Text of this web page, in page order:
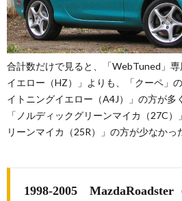
合計数だけで見ると、「WebTuned」
イエロー（HZ）」よりも、「クーペ」
イトニングイエロー（A4J）」の方が多
「ノルディックグリーンマイカ（27C
リーンマイカ（25R）」の方が少なかっ
1998-2005 MazdaRoadster